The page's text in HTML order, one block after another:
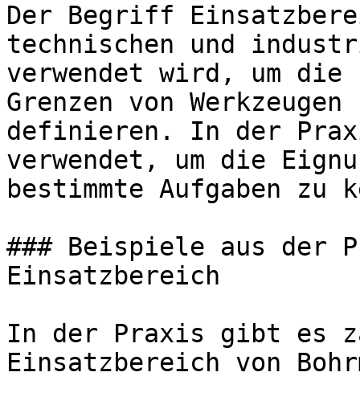
Der Begriff
technischen und
verwendet wird, um
Grenzen von
definieren. In der
verwendet, um die
bestimmte Aufgaben zu
### Beispiele aus der
Einsatzbereich
In der Praxis gibt es
Einsatzbereich von